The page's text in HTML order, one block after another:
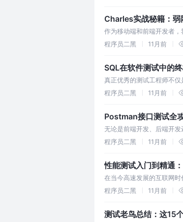
Charles实战秘籍：
作为移动端和前端开发者
工作效率大幅提升。而在众
程序员二黑 11月前
SQL在软件测试中的
真正优秀的测试工程师不
脱颖而出，为产品质量提
程序员二黑 11月前
Postman接口测试全
无论是前端开发、后端开
一、为什么Postman成为接
程序员二黑 11月前
性能测试入门到精通
在当今高速发展的互联网
的用户体验和商业损失。正
程序员二黑 11月前
测试老鸟总结：这15